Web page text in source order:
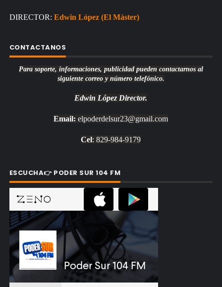
DIRECTOR: Edwin López (El Máster)
CONTACTANOS
Para soporte, informaciones, publicidad pueden contactarnos al
siguiente correo y número telefónico.
Edwin López Director.
Email: elpoderdelsur23@gmail.com
Cel: 829-984-9179
ESCUCHA👉 PODER SUR 104 FM